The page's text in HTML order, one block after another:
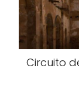
Circuito